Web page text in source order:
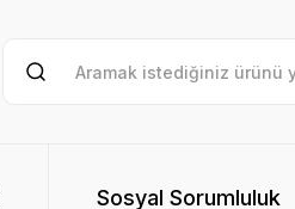
Sosyal Sorumluluk